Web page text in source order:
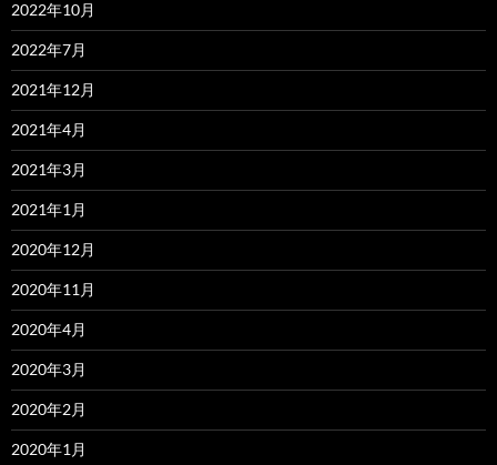
2022年10月
2022年7月
2021年12月
2021年4月
2021年3月
2021年1月
2020年12月
2020年11月
2020年4月
2020年3月
2020年2月
2020年1月